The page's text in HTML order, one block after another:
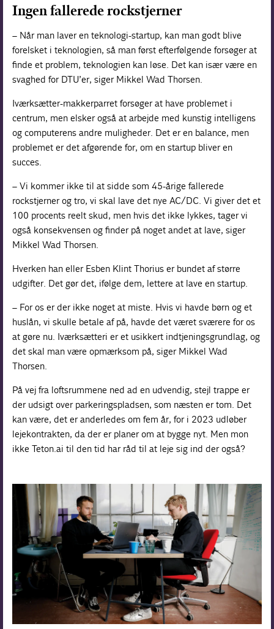
Ingen fallerede rockstjerner
– Når man laver en teknologi-startup, kan man godt blive
forelsket i teknologien, så man først efterfølgende forsøger at
finde et problem, teknologien kan løse. Det kan især være en
svaghed for DTU’er, siger Mikkel Wad Thorsen.
Iværksætter-makkerparret forsøger at have problemet i
centrum, men elsker også at arbejde med kunstig intelligens
og computerens andre muligheder. Det er en balance, men
problemet er det afgørende for, om en startup bliver en
succes.
– Vi kommer ikke til at sidde som 45-årige fallerede
rockstjerner og tro, vi skal lave det nye AC/DC. Vi giver det et
100 procents reelt skud, men hvis det ikke lykkes, tager vi
også konsekvensen og finder på noget andet at lave, siger
Mikkel Wad Thorsen.
Hverken han eller Esben Klint Thorius er bundet af større
udgifter. Det gør det, ifølge dem, lettere at lave en startup.
– For os er der ikke noget at miste. Hvis vi havde børn og et
huslån, vi skulle betale af på, havde det været sværere for os
at gøre nu. Iværksætteri er et usikkert indtjeningsgrundlag, og
det skal man være opmærksom på, siger Mikkel Wad
Thorsen.
På vej fra loftsrummene ned ad en udvendig, stejl trappe er
der udsigt over parkeringspladsen, som næsten er tom. Det
kan være, det er anderledes om fem år, for i 2023 udløber
lejekontrakten, da der er planer om at bygge nyt. Men mon
ikke Teton.ai til den tid har råd til at leje sig ind der også?